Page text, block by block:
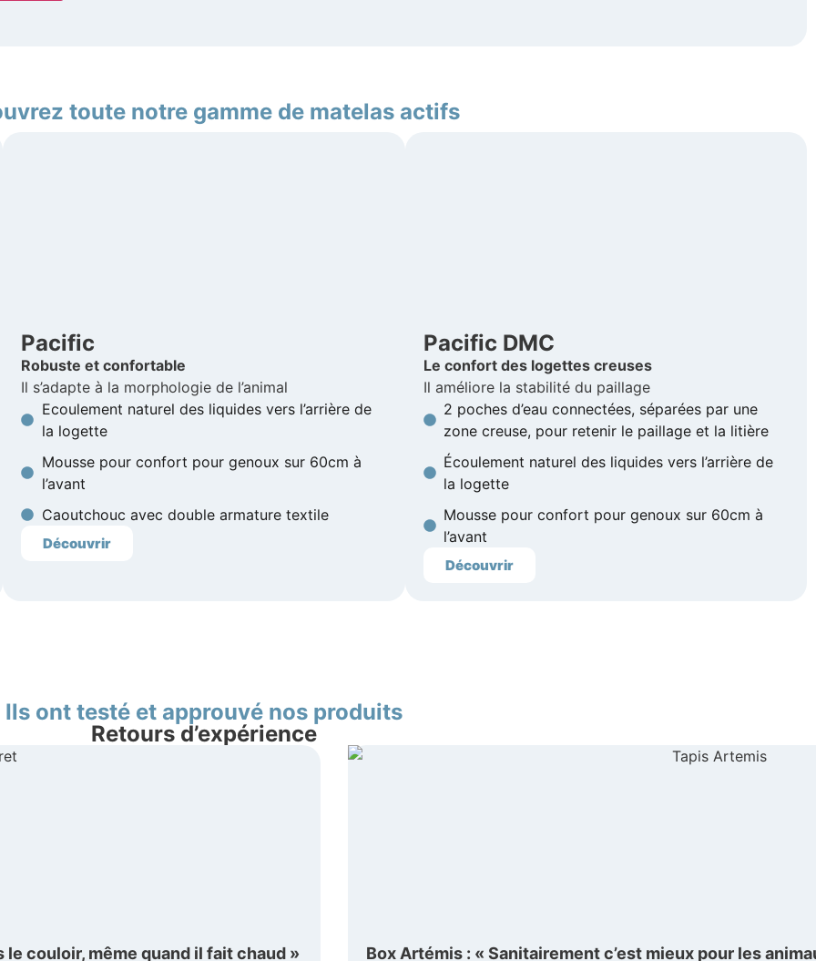
toute notre gamme de matelas actifs
Pacific
Robuste et confortable
Il s’adapte à la morphologie de l’animal
Ecoulement naturel des liquides vers l’arrière de
la logette
Mousse pour confort pour genoux sur 60cm à
l’avant
Caoutchouc avec double armature textile
Découvrir
Pacific DMC
Le confort des logettes creuses
Il améliore la stabilité du paillage
2 poches d’eau connectées, séparées par une
zone creuse, pour retenir le paillage et la litière
Écoulement naturel des liquides vers l’arrière de
la logette
Mousse pour confort pour genoux sur 60cm à
l’avant
Découvrir
Ils ont testé et approuvé nos produits
Retours d’expérience
le couloir, même quand il fait chaud » Box Artémis : « Sanitairement c’est mieux pour les